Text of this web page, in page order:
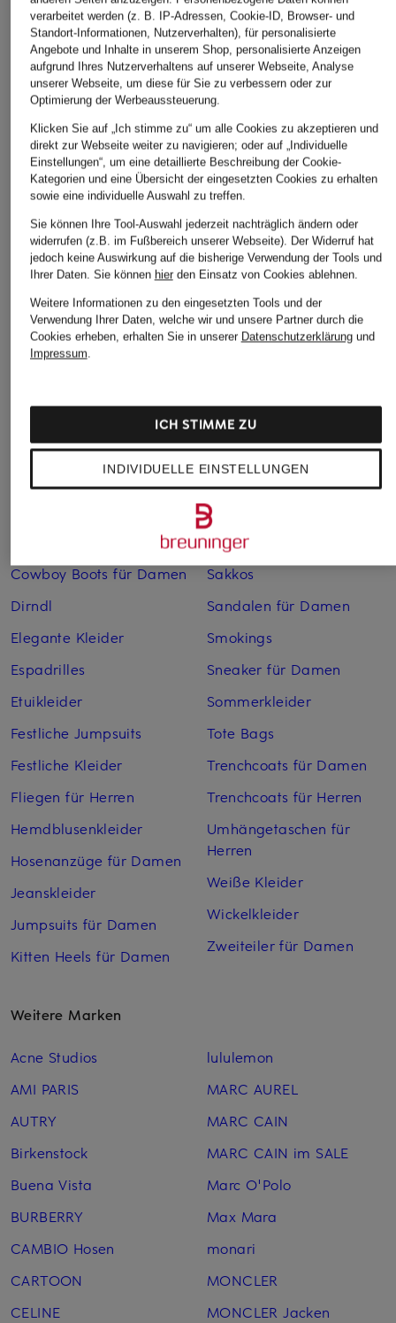
AUTRY
Sneaker REELWIND
LOW YD
HOGAN
Sneaker
CHF 349
Ursprünglich:CHF 520
new balance
Sneaker 327
Ursprünglich:CHF 129
Weitere Kategorien
Abendkleider
Bademäntel für Herren
Bikinis für Damen
Boleros für Damen
Cowboy Boots für Damen
Dirndl
Elegante Kleider
Espadrilles
Etuikleider
Festliche Jumpsuits
Festliche Kleider
Fliegen für Herren
Hemdblusenkleider
Hosenanzüge für Damen
Jeanskleider
Jumpsuits für Damen
Kitten Heels für Damen
Leinenhosen für Herren
Leinenkleider
Maxikleider
Regenmäntel für Damen
Sakkos
Sandalen für Damen
Smokings
Sneaker für Damen
Sommerkleider
Tote Bags
Trenchcoats für Damen
Trenchcoats für Herren
Umhängetaschen für
Herren
Weiße Kleider
Wickelkleider
Zweiteiler für Damen
Weitere Marken
Acne Studios
AMI PARIS
AUTRY
Birkenstock
Buena Vista
BURBERRY
CAMBIO Hosen
CARTOON
CELINE
lululemon
MARC AUREL
MARC CAIN
MARC CAIN im SALE
Marc O'Polo
Max Mara
monari
MONCLER
MONCLER Jacken
verarbeitet werden (z. B. IP-Adressen, Cookie-ID, Browser- und
Standort-Informationen, Nutzerverhalten), für personalisierte
Angebote und Inhalte in unserem Shop, personalisierte Anzeigen
aufgrund Ihres Nutzerverhaltens auf unserer Webseite, Analyse
unserer Webseite, um diese für Sie zu verbessern oder zur
Optimierung der Werbeaussteuerung.
Klicken Sie auf „Ich stimme zu“ um alle Cookies zu akzeptieren und
direkt zur Webseite weiter zu navigieren; oder auf „Individuelle
Einstellungen“, um eine detaillierte Beschreibung der Cookie-
Kategorien und eine Übersicht der eingesetzten Cookies zu erhalten
sowie eine individuelle Auswahl zu treffen.
Sie können Ihre Tool-Auswahl jederzeit nachträglich ändern oder
widerrufen (z.B. im Fußbereich unserer Webseite). Der Widerruf hat
jedoch keine Auswirkung auf die bisherige Verwendung der Tools und
Ihrer Daten. Sie können hierden Einsatz von Cookies ablehnen.
Weitere Informationen zu den eingesetzten Tools und der
Verwendung Ihrer Daten, welche wir und unsere Partner durch die
Cookies erheben, erhalten Sie in unserer Datenschutzerklärungund
Impressum.
INDIVIDUELLE EINSTELLUNGEN
ICH STIMME ZU